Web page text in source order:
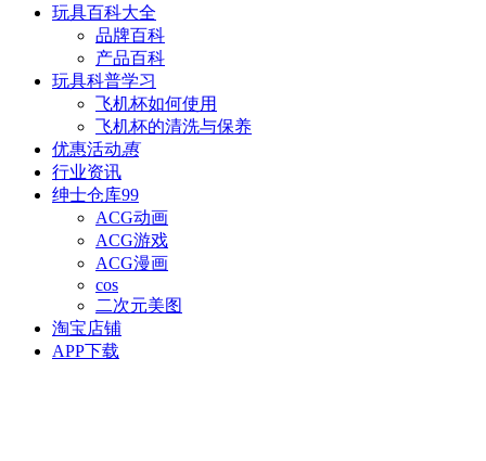
玩具百科大全
品牌百科
产品百科
玩具科普学习
飞机杯如何使用
飞机杯的清洗与保养
优惠活动惠
行业资讯
绅士仓库99
ACG动画
ACG游戏
ACG漫画
cos
二次元美图
淘宝店铺
APP下载